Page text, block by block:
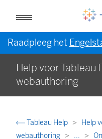
Raadpleeg het
Help voor Tableau
webauthoring
Tableau Help
Help
webauthoring
...